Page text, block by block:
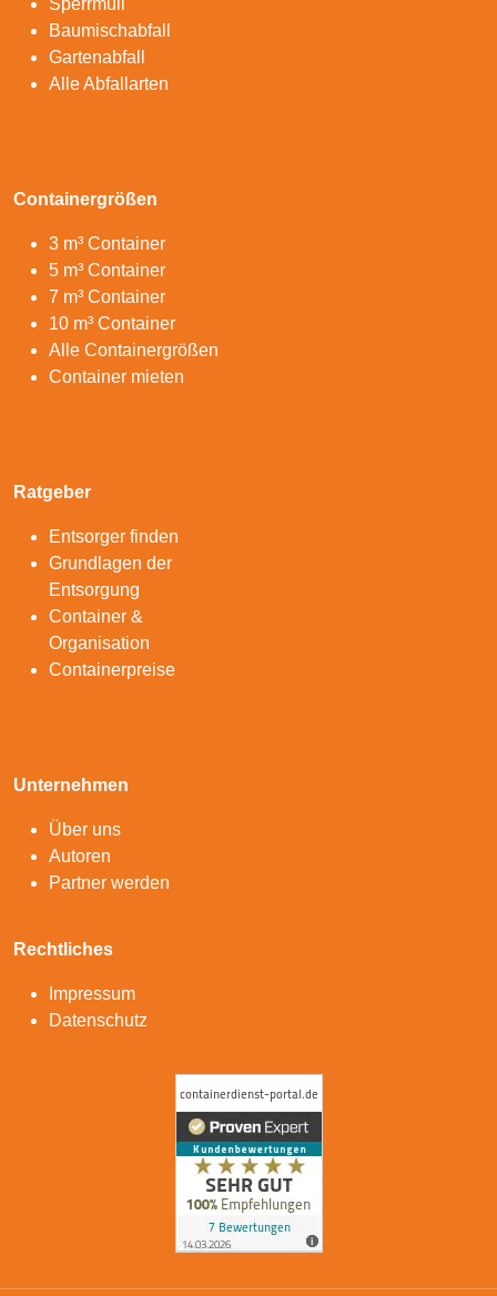
Sperrmüll
Baumischabfall
Gartenabfall
Alle Abfallarten
Containergrößen
3 m³ Container
5 m³ Container
7 m³ Container
10 m³ Container
Alle Containergrößen
Container mieten
Ratgeber
Entsorger finden
Grundlagen der
Entsorgung
Container &
Organisation
Containerpreise
Unternehmen
Über uns
Autoren
Partner werden
Rechtliches
Impressum
Datenschutz